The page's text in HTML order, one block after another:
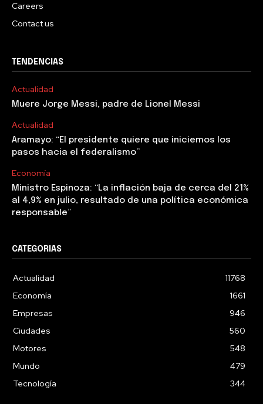
Careers
Contact us
TENDENCIAS
Actualidad
Muere Jorge Messi, padre de Lionel Messi
Actualidad
Aramayo: “El presidente quiere que iniciemos los
pasos hacia el federalismo”
Economía
Ministro Espinoza: “La inflación baja de cerca del 21%
al 4,9% en julio, resultado de una política económica
responsable”
CATEGORIAS
Actualidad
11768
Economía
1661
Empresas
946
Ciudades
560
Motores
548
Mundo
479
Tecnología
344